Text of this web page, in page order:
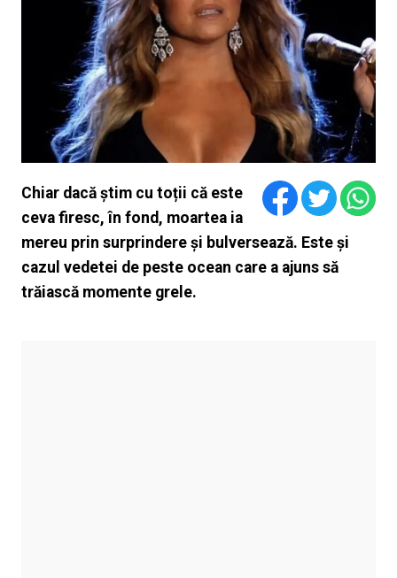
Chiar dacă știm cu toții că este
ceva firesc, în fond, moartea ia
mereu prin surprindere și bulversează. Este și
cazul vedetei de peste ocean care a ajuns să
trăiască momente grele.